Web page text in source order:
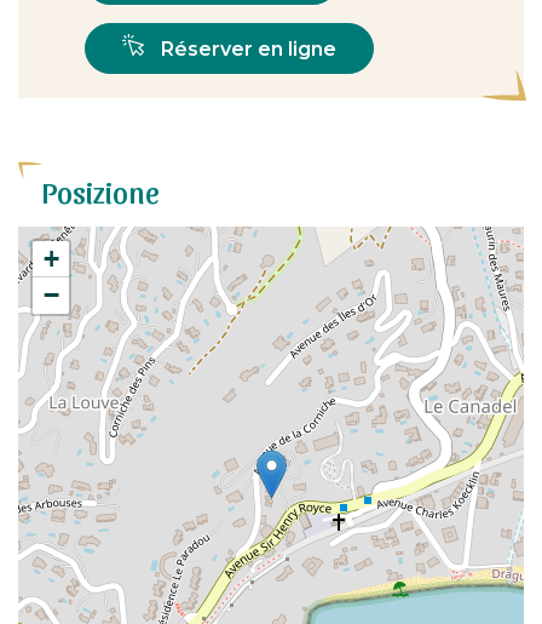
Réserver en ligne
Posizione
+
−